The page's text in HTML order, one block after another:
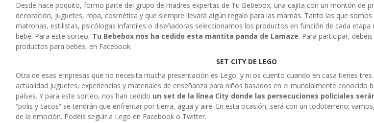
Desde hace poquito, formo parte del grupo de madres expertas de Tu Bebebox, una cajita con un montón de
decoración, juguetes, ropa, cosmética y que siempre llevará algún regalo para las mamás. Tanto las que
matronas, estilistas, psicólogas infantiles o diseñadoras seleccionamos los productos en función de cada etapa
bebé. Para este sorteo, Tu Bebebox nos ha cedido esta mantita panda de Lamaze. Para participar,
productos para bebés, en Facebook.
SET CITY DE LEGO
Otra de esas empresas que no necesita mucha presentación es Lego, y ni os cuento cuando en casa tienes
actualidad juguetes, experiencias y materiales de enseñanza para niños basados en el mundialmente conocido
países. Y para este sorteo, nos han cedido un set de la línea City donde las persecuciones policiales
“polis y cacos” se tendrán que enfrentar por tierra, agua y aire. En esta ocasión, será con un todoterreno;
de la emoción. Podéis seguir a Lego en Facebook o Twitter.